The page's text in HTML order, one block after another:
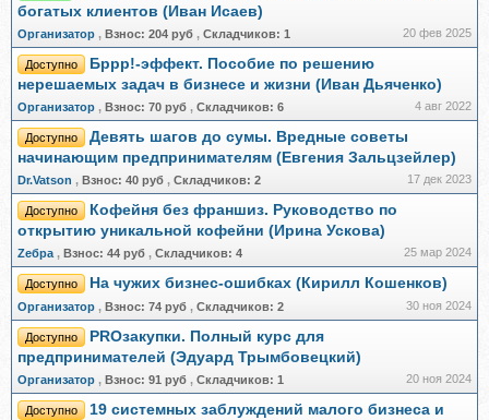
богатых клиентов (Иван Исаев)
Организатор , Взнос: 204 руб , Складчиков: 1 20 фев 2025
Доступно
Бррр!-эффект. Пособие по решению
нерешаемых задач в бизнесе и жизни (Иван Дьяченко)
Организатор , Взнос: 70 руб , Складчиков: 6 4 авг 2022
Доступно
Девять шагов до сумы. Вредные советы
начинающим предпринимателям (Евгения Зальцзейлер)
Dr.Vatson , Взнос: 40 руб , Складчиков: 2 17 дек 2023
Доступно
Кофейня без франшиз. Руководство по
открытию уникальной кофейни (Ирина Ускова)
Zебра , Взнос: 44 руб , Складчиков: 4 25 мар 2024
Доступно На чужих бизнес-ошибках (Кирилл Кошенков)
Организатор , Взнос: 74 руб , Складчиков: 2 30 ноя 2024
Доступно
PROзакупки. Полный курс для
предпринимателей (Эдуард Трымбовецкий)
Организатор , Взнос: 91 руб , Складчиков: 1 20 ноя 2024
Доступно
19 системных заблуждений малого бизнеса и